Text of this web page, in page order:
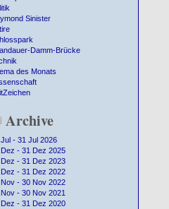
Sinister
Damm-Brücke
des Monats
Archive
- 31 Jul 2026
- 31 Dez 2025
- 31 Dez 2023
- 31 Dez 2022
- 30 Nov 2022
- 30 Nov 2021
- 31 Dez 2020